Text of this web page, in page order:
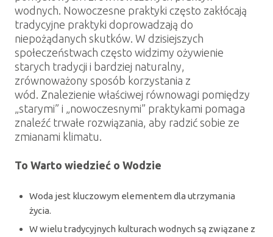
wodnych. Nowoczesne praktyki często zakłócają
tradycyjne praktyki doprowadzają do
niepożądanych skutków. W dzisiejszych
społeczeństwach często widzimy ożywienie
starych tradycji i bardziej naturalny,
zrównoważony sposób korzystania z
wód. Znalezienie właściwej równowagi pomiędzy
„starymi” i „nowoczesnymi” praktykami pomaga
znaleźć trwałe rozwiązania, aby radzić sobie ze
zmianami klimatu.
To Warto wiedzieć o Wodzie
Woda jest kluczowym elementem dla utrzymania
życia.
W wielu tradycyjnych kulturach wodnych są związane z